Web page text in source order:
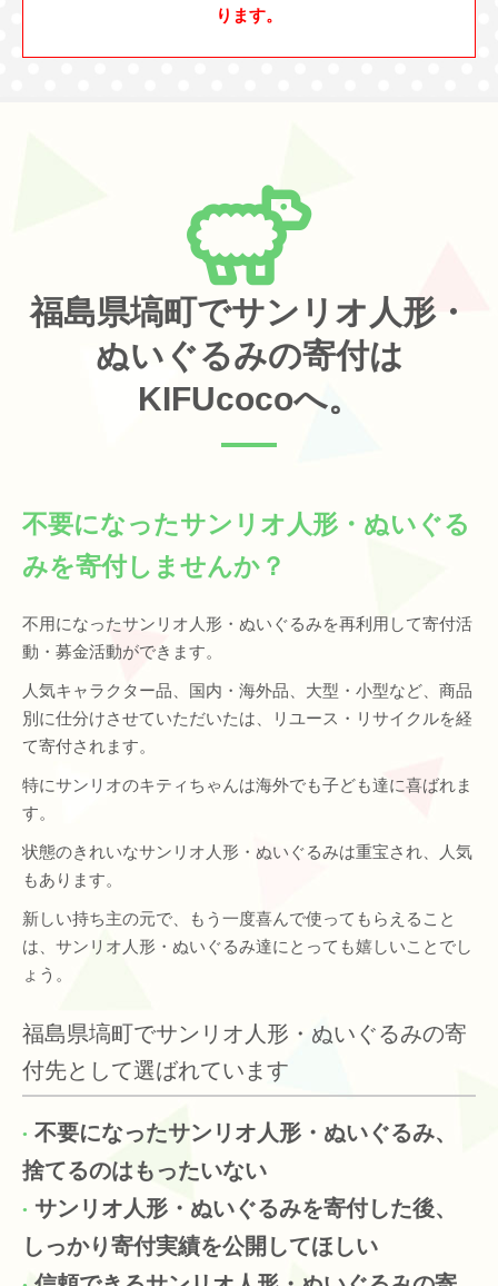
ります。
福島県塙町でサンリオ人形・
ぬいぐるみの寄付は
KIFUcocoへ。
不要になったサンリオ人形・ぬいぐる
みを寄付しませんか？
不用になったサンリオ人形・ぬいぐるみを再利用して寄付活
動・募金活動ができます。
人気キャラクター品、国内・海外品、大型・小型など、商品
別に仕分けさせていただいたは、リユース・リサイクルを経
て寄付されます。
特にサンリオのキティちゃんは海外でも子ども達に喜ばれま
す。
状態のきれいなサンリオ人形・ぬいぐるみは重宝され、人気
もあります。
新しい持ち主の元で、もう一度喜んで使ってもらえること
は、サンリオ人形・ぬいぐるみ達にとっても嬉しいことでし
ょう。
福島県塙町でサンリオ人形・ぬいぐるみの寄
付先として選ばれています
不要になったサンリオ人形・ぬいぐるみ、
捨てるのはもったいない
サンリオ人形・ぬいぐるみを寄付した後、
しっかり寄付実績を公開してほしい